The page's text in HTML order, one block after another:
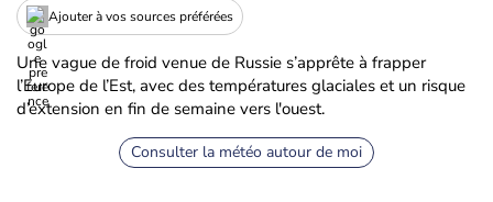
Ajouter à vos sources préférées
Une vague de froid venue de Russie s’apprête à frapper
l’Europe de l’Est, avec des températures glaciales et un risque
d’extension en fin de semaine vers l'ouest.
Consulter la météo autour de moi